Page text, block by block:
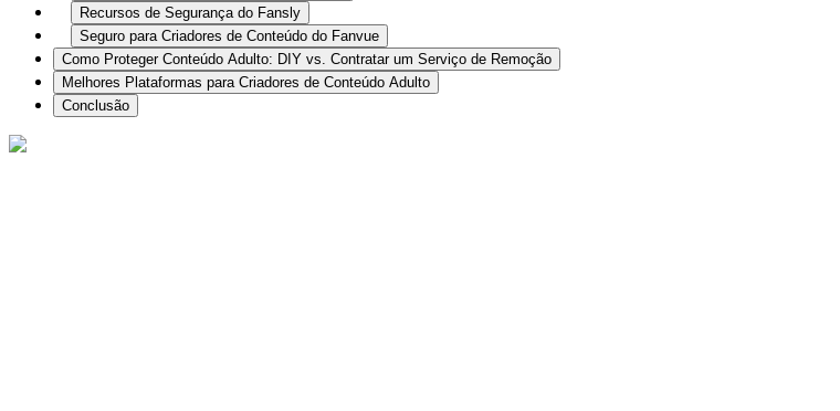
Recursos de Segurança do Fansly
Seguro para Criadores de Conteúdo do Fanvue
Como Proteger Conteúdo Adulto: DIY vs. Contratar um Serviço de Remoção
Melhores Plataformas para Criadores de Conteúdo Adulto
Conclusão